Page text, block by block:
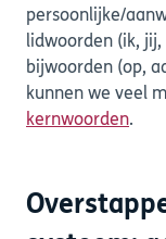
persoonlijke/
lidwoorden (ik,
bijwoorden (op,
kunnen we veel
kernwoorden.